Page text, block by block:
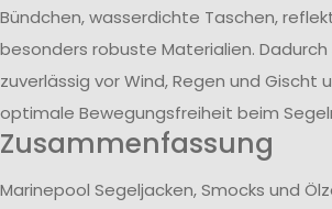
Bündchen, wasserdichte Taschen,
besonders robuste Materialien.
zuverlässig vor Wind, Regen und
optimale Bewegungsfreiheit beim
Zusammenfassung
Marinepool Segeljacken, Smocks und